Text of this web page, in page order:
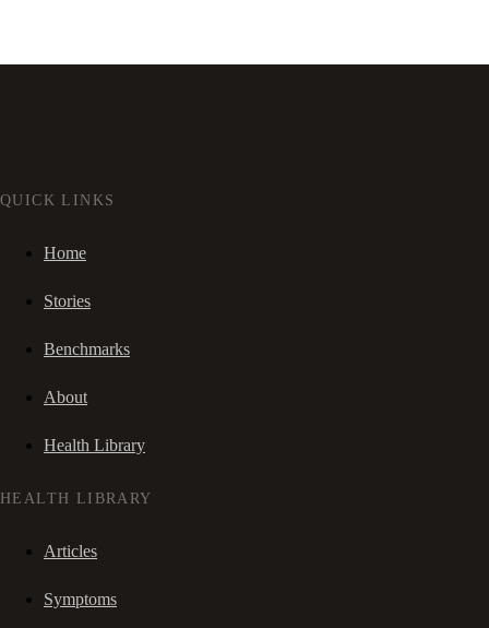
QUICK LINKS
Home
Stories
Benchmarks
About
Health Library
HEALTH LIBRARY
Articles
Symptoms